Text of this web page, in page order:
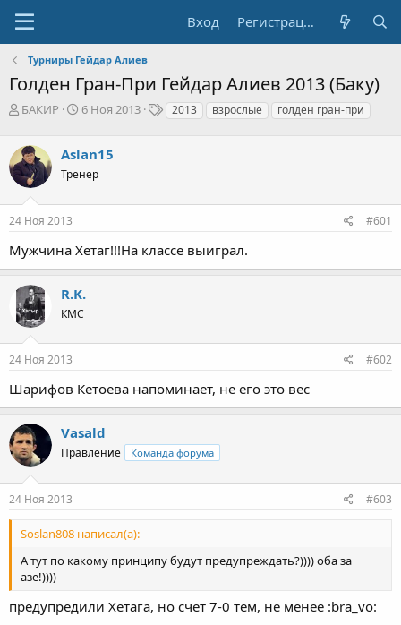
Вход Регистрация
Турниры Гейдар Алиев
Голден Гран-При Гейдар Алиев 2013 (Баку)
А
о
р
т
е
м
БАКИР
Д
а
н
ч
а
6 Ноя 2013
Т2013 взрослые голден гран-при
Aslan15
Тренер
24 Ноя 2013 #601
Мужчина Хетаг!!!На классе выиграл.
R.K.
КМС
24 Ноя 2013 #602
Шарифов Кетоева напоминает, не его это вес
Vasald
Правление Команда форума
24 Ноя 2013 #603
Soslan808 написал(а):
А тут по какому принципу будут предупреждать?)))) оба за
азе!))))
предупредили Хетага, но счет 7-0 тем, не менее :bra_vo: